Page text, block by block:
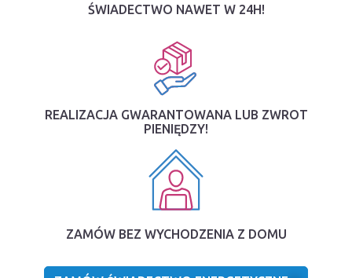
ŚWIADECTWO NAWET W 24H!
REALIZACJA GWARANTOWANA LUB ZWROT
PIENIĘDZY!
ZAMÓW BEZ WYCHODZENIA Z DOMU